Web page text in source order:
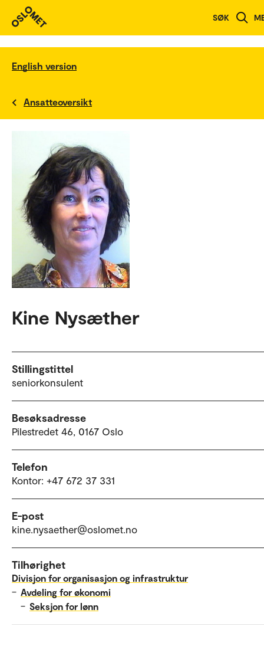
SØK
English version
Ansatteoversikt
Kine Nysæther
Stillingstittel
seniorkonsulent
Besøksadresse
Pilestredet 46, 0167 Oslo
Telefon
Kontor: +47 672 37 331
E-post
kine.nysaether@oslomet.no
Tilhørighet
Divisjon for organisasjon og infrastruktur
– Avdeling for økonomi
– Seksjon for lønn